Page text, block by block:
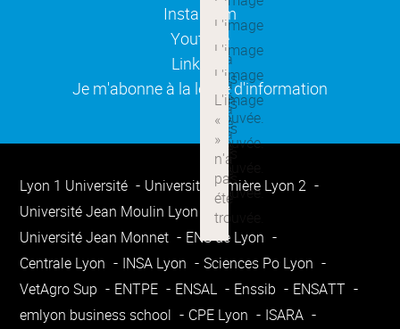
Instagram(ouverture dans une
Youtube(ouverture dans une
Linkedin
(ouverture dans une
Je m'abonne à la lettre d'information
(ouverture dans une
Lyon 1 Université
Université Lumière Lyon 2
Université Jean Moulin Lyon 3
Université Jean Monnet
ENS de Lyon
Centrale Lyon
INSA Lyon
Sciences Po Lyon
VetAgro Sup
ENTPE ENSAL Enssib
ENSATT
emlyon business school
CPE Lyon
ISARA